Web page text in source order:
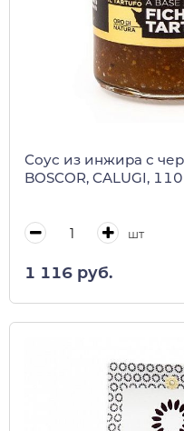
Соус из инжира с
BOSCOR, CALUGI, 110
шт
1 116 руб.